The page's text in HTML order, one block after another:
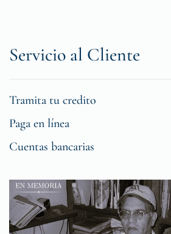
Servicio al Cliente
Tramita tu credito
Paga en línea
Cuentas bancarias